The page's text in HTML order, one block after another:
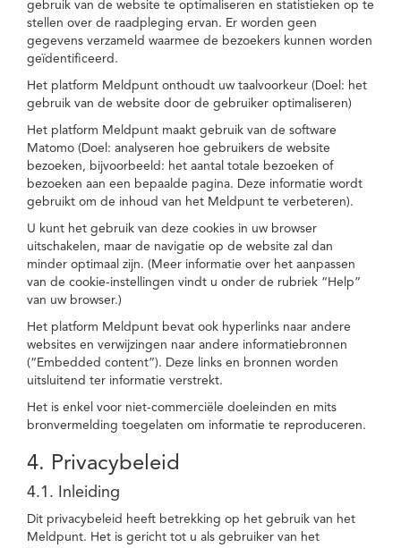
gebruik van de website te optimaliseren en statistieken op te
stellen over de raadpleging ervan. Er worden geen
gegevens verzameld waarmee de bezoekers kunnen worden
geïdentificeerd.
Het platform Meldpunt onthoudt uw taalvoorkeur (Doel: het
gebruik van de website door de gebruiker optimaliseren)
Het platform Meldpunt maakt gebruik van de software
Matomo (Doel: analyseren hoe gebruikers de website
bezoeken, bijvoorbeeld: het aantal totale bezoeken of
bezoeken aan een bepaalde pagina. Deze informatie wordt
gebruikt om de inhoud van het Meldpunt te verbeteren).
U kunt het gebruik van deze cookies in uw browser
uitschakelen, maar de navigatie op de website zal dan
minder optimaal zijn. (Meer informatie over het aanpassen
van de cookie-instellingen vindt u onder de rubriek “Help”
van uw browser.)
Het platform Meldpunt bevat ook hyperlinks naar andere
websites en verwijzingen naar andere informatiebronnen
(“Embedded content”). Deze links en bronnen worden
uitsluitend ter informatie verstrekt.
Het is enkel voor niet-commerciële doeleinden en mits
bronvermelding toegelaten om informatie te reproduceren.
4. Privacybeleid
4.1. Inleiding
Dit privacybeleid heeft betrekking op het gebruik van het
Meldpunt. Het is gericht tot u als gebruiker van het